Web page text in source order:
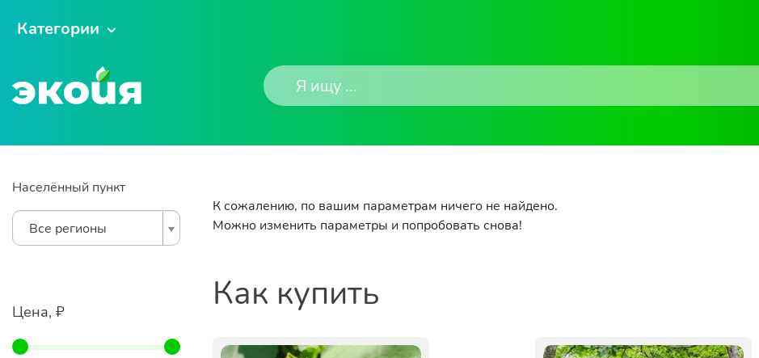
Категории
Населённый пункт
Все регионы
Цена, ₽
К сожалению, по вашим параметрам ничего не найдено.
Можно изменить параметры и попробовать снова!
Как купить